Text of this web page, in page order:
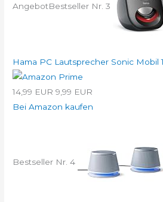
AngebotBestseller Nr. 3
Hama PC Lautsprecher Sonic Mobil
14,99 EUR 9,99 EUR
Bei Amazon kaufen
Bestseller Nr. 4